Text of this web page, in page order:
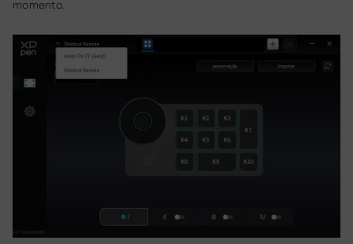
momento.